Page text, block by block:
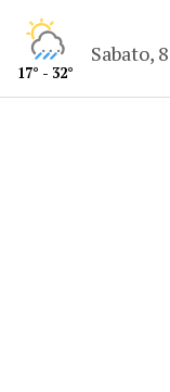
17° - 32°
Sabato,